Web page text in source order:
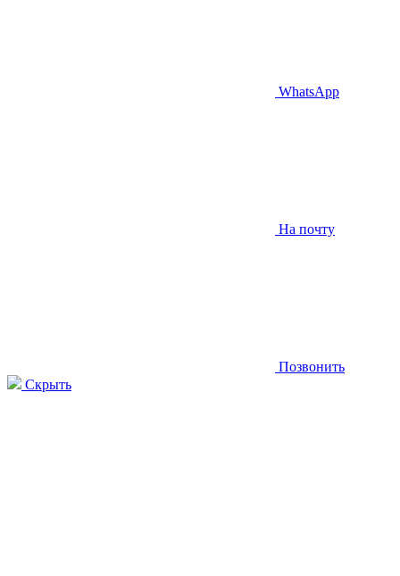
WhatsApp
На почту
Позвонить
Скрыть